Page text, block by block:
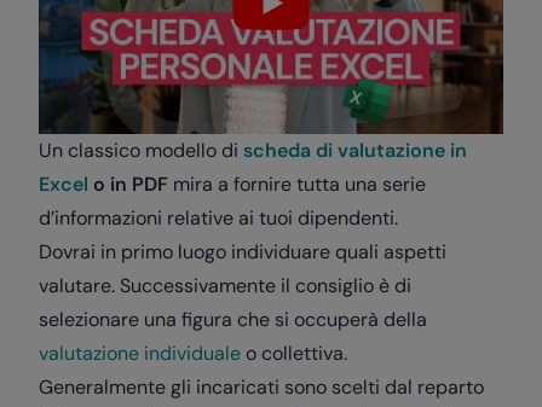
Un classico modello di scheda di valutazione in
Excel o in PDF mira a fornire tutta una serie
d’informazioni relative ai tuoi dipendenti.
Dovrai in primo luogo individuare quali aspetti
valutare. Successivamente il consiglio è di
selezionare una figura che si occuperà della
valutazione individuale o collettiva.
Generalmente gli incaricati sono scelti dal reparto